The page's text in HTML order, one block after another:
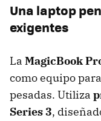
Una laptop
exigentes
La MagicBook
como equipo
pesadas. Utiliza
Series 3,